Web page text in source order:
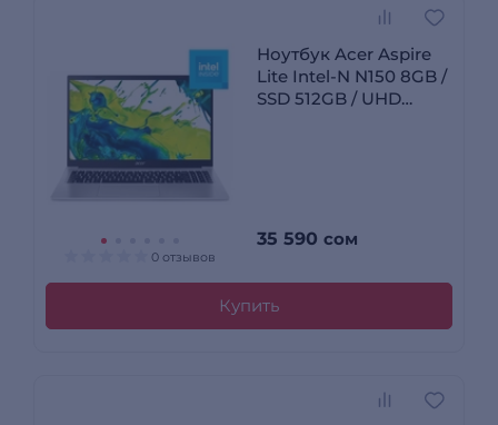
0 отзывов
Ноутбук Acer Aspire
Lite Intel-N N150 8GB /
SSD 512GB / UHD
35 590 сом
Купить